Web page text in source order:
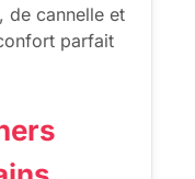
de cannelle et
parfait